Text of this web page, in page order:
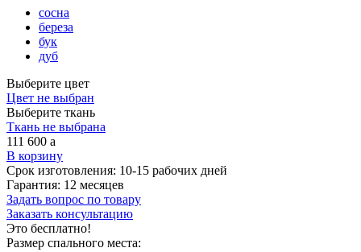
сосна
береза
бук
дуб
Выберите цвет
Цвет не выбран
Выберите ткань
Ткань не выбрана
111 600 a
В корзину
Срок изготовления: 10-15 рабочих дней
Гарантия: 12 месяцев
Задать вопрос по товару
Заказать консультацию
Это бесплатно!
Размер спального места: